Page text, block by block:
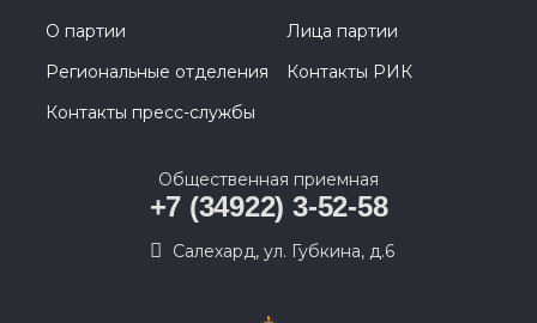
О партии
Лица партии
Региональные отделения
Контакты РИК
Контакты пресс-службы
Общественная приемная
+7 (34922) 3-52-58
Салехард, ул. Губкина, д.6